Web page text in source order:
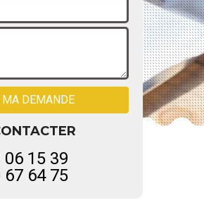
06 15 39
67 64 75